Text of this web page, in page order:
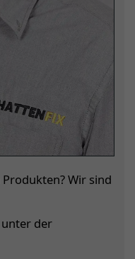
Wir sind
der